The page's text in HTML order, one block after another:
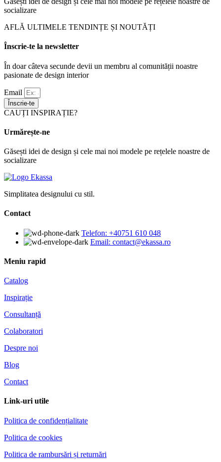
socializare
AFLĂ ULTIMELE TENDINȚE ȘI NOUTĂȚI
Înscrie-te la newsletter
În doar câteva secunde devii un membru al comunității noastre
pasionate de design interior
Email
Înscrie-te
CAUȚI INSPIRAȚIE?
Urmărește-ne
Găsești idei de design și cele mai noi modele pe rețelele noastre de
socializare
Simplitatea designului cu stil.
Contact
Telefon: +40751 610 048
Email: contact@ekassa.ro
Meniu rapid
Catalog
Inspirație
Consultanță
Colaboratori
Despre noi
Blog
Contact
Link-uri utile
Politica de confidențialitate
Politica de cookies
Politica de rambursări și returnări